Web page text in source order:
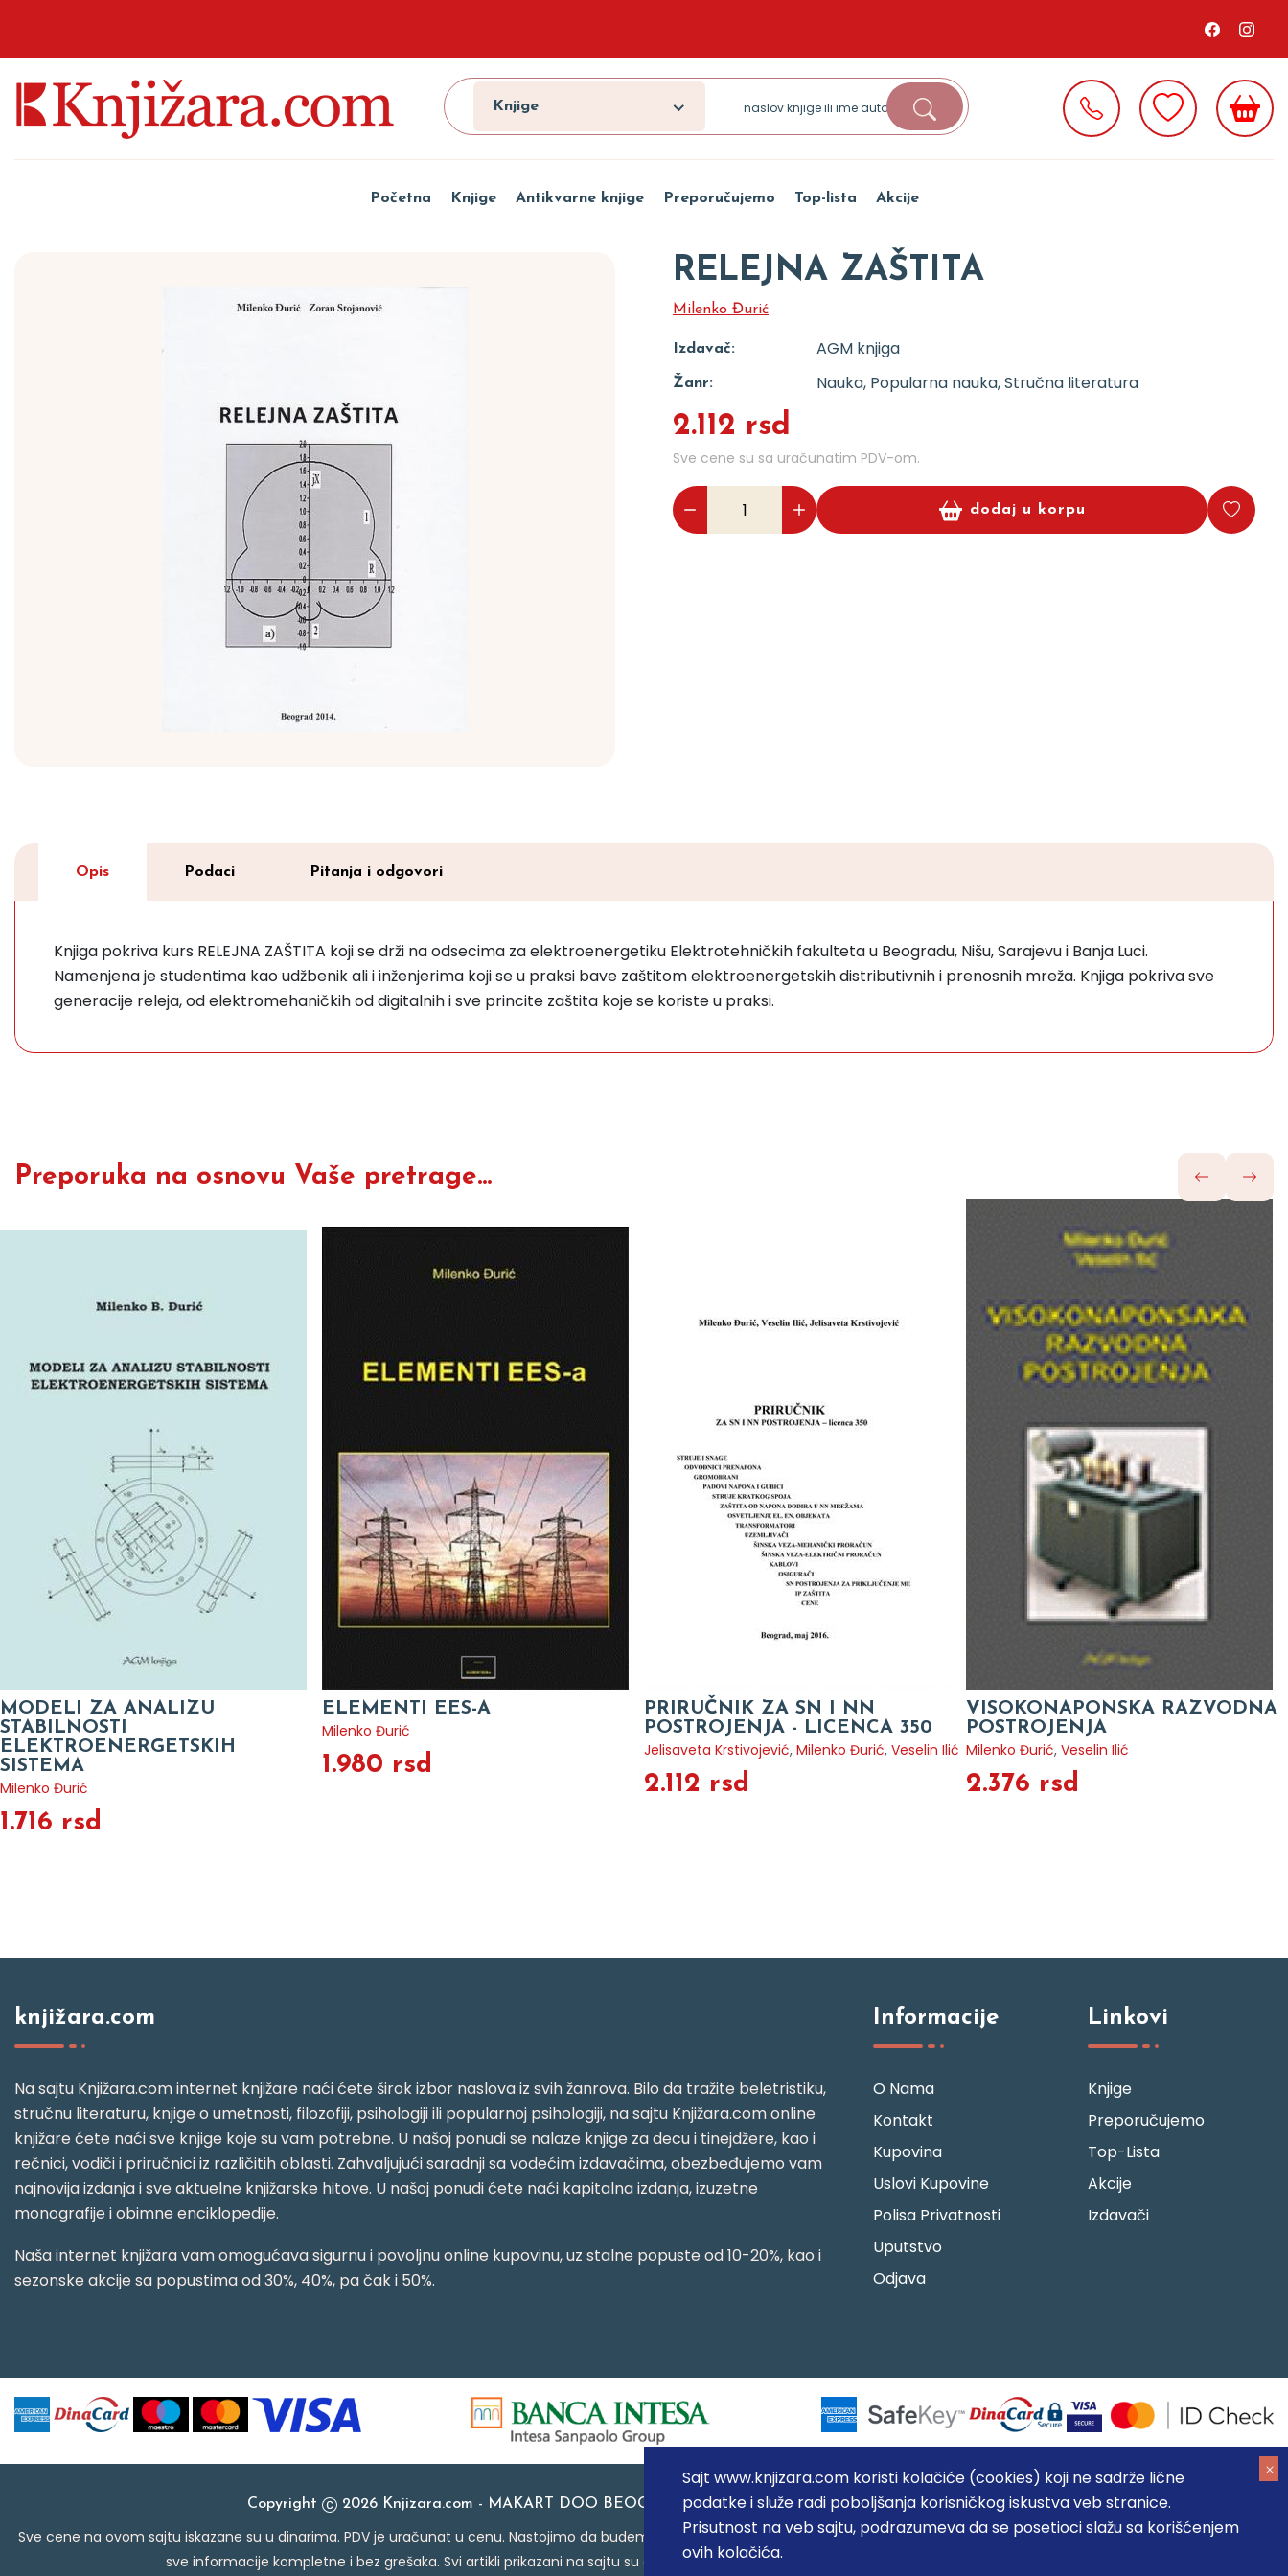
Sajt www.knjizara.com koristi kolačiće (cookies) koji ne sadrže lične
podatke i služe radi poboljšanja korisničkog iskustva veb stranice.
Prisutnost na veb sajtu, podrazumeva da se posetioci slažu sa korišćenjem
ovih kolačića.
Knjige
Početna Knjige Antikvarne knjige Preporučujemo Top-lista Akcije
RELEJNA ZAŠTITA
Milenko Đurić
Izdavač: AGM knjiga
Žanr: Nauka, Popularna nauka, Stručna literatura
2.112 rsd
Sve cene su sa uračunatim PDV-om.
dodaj u korpu
Opis Podaci Pitanja i odgovori
Knjiga pokriva kurs RELEJNA ZAŠTITA koji se drži na odsecima za elektroenergetiku Elektrotehničkih fakulteta u Beogradu, Nišu, Sarajevu i Banja Luci.
Namenjena je studentima kao udžbenik ali i inženjerima koji se u praksi bave zaštitom elektroenergetskih distributivnih i prenosnih mreža. Knjiga pokriva sve
generacije releja, od elektromehaničkih od digitalnih i sve princite zaštita koje se koriste u praksi.
Preporuka na osnovu Vaše pretrage...
MODELI ZA ANALIZU
STABILNOSTI
ELEKTROENERGETSKIH
SISTEMA
Milenko Đurić
1.716 rsd
ELEMENTI EES-A
Milenko Đurić
1.980 rsd
PRIRUČNIK ZA SN I NN
POSTROJENJA - LICENCA 350
Jelisaveta Krstivojević, Milenko Đurić, Veselin Ilić
2.112 rsd
VISOKONAPONSKA RAZVODNA
POSTROJENJA
Milenko Đurić, Veselin Ilić
2.376 rsd
knjižara.com
Na sajtu Knjižara.com internet knjižare naći ćete širok izbor naslova iz svih žanrova. Bilo da tražite beletristiku,
stručnu literaturu, knjige o umetnosti, filozofiji, psihologiji ili popularnoj psihologiji, na sajtu Knjižara.com online
knjižare ćete naći sve knjige koje su vam potrebne. U našoj ponudi se nalaze knjige za decu i tinejdžere, kao i
rečnici, vodiči i priručnici iz različitih oblasti. Zahvaljujući saradnji sa vodećim izdavačima, obezbeđujemo vam
najnovija izdanja i sve aktuelne knjižarske hitove. U našoj ponudi ćete naći kapitalna izdanja, izuzetne
monografije i obimne enciklopedije.
Naša internet knjižara vam omogućava sigurnu i povoljnu online kupovinu, uz stalne popuste od 10-20%, kao i
sezonske akcije sa popustima od 30%, 40%, pa čak i 50%.
Informacije
O Nama
Kontakt
Kupovina
Uslovi Kupovine
Polisa Privatnosti
Uputstvo
Odjava
Linkovi
Knjige
Preporučujemo
Top-Lista
Akcije
Izdavači
Copyright 2026 Knjizara.com - MAKART DOO BEOGRAD (NOVI BEOGRAD), PIB: 105184104, MB: 20337524
Sve cene na ovom sajtu iskazane su u dinarima. PDV je uračunat u cenu. Nastojimo da budemo što precizniji u opisu proizvoda, prikazu slika i samih cena, ali ne možemo garantovati da su
sve informacije kompletne i bez grešaka. Svi artikli prikazani na sajtu su deo naše ponude i ne podrazumeva da su dostupni u svakom trenutku.